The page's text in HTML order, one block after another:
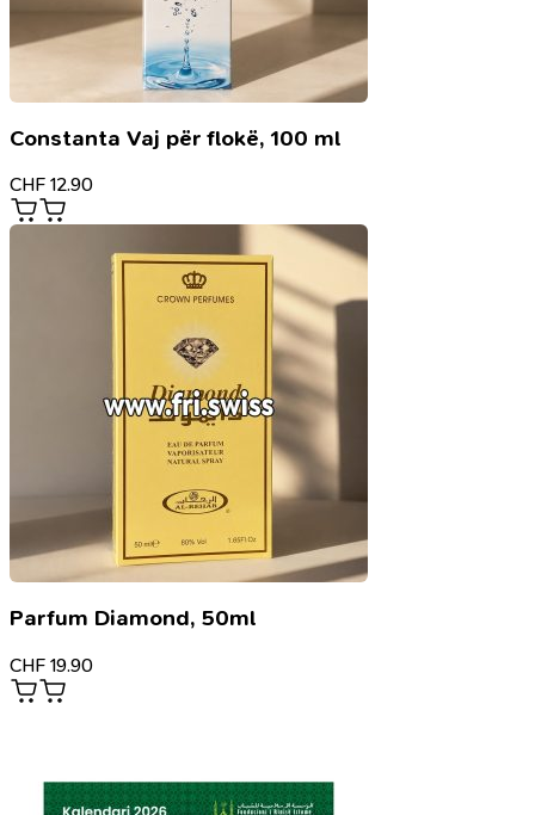
Constanta Vaj për flokë, 100 ml
CHF 12.90
Parfum Diamond, 50ml
CHF 19.90